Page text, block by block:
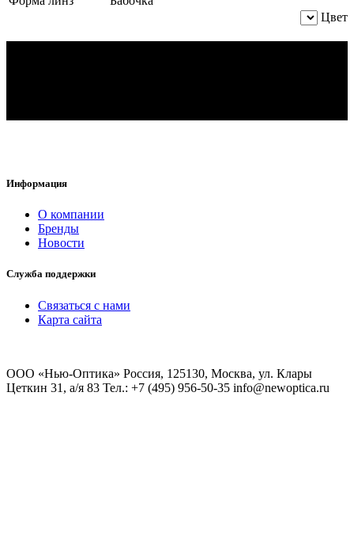
Цвет
Информация
O компании
Бренды
Новости
Служба поддержки
Связаться с нами
Карта сайта
ООО «Нью-Оптика» Россия, 125130, Москва, ул. Клары
Цеткин 31, а/я 83 Тел.: +7 (495) 956-50-35 info@newoptica.ru